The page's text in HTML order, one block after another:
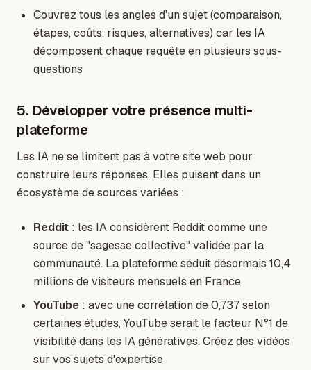
Couvrez tous les angles d'un sujet (comparaison,
étapes, coûts, risques, alternatives) car les IA
décomposent chaque requête en plusieurs sous-
questions
5. Développer votre présence multi-
plateforme
Les IA ne se limitent pas à votre site web pour
construire leurs réponses. Elles puisent dans un
écosystème de sources variées :
Reddit : les IA considèrent Reddit comme une
source de "sagesse collective" validée par la
communauté. La plateforme séduit désormais 10,4
millions de visiteurs mensuels en France
YouTube : avec une corrélation de 0,737 selon
certaines études, YouTube serait le facteur N°1 de
visibilité dans les IA génératives. Créez des vidéos
sur vos sujets d'expertise